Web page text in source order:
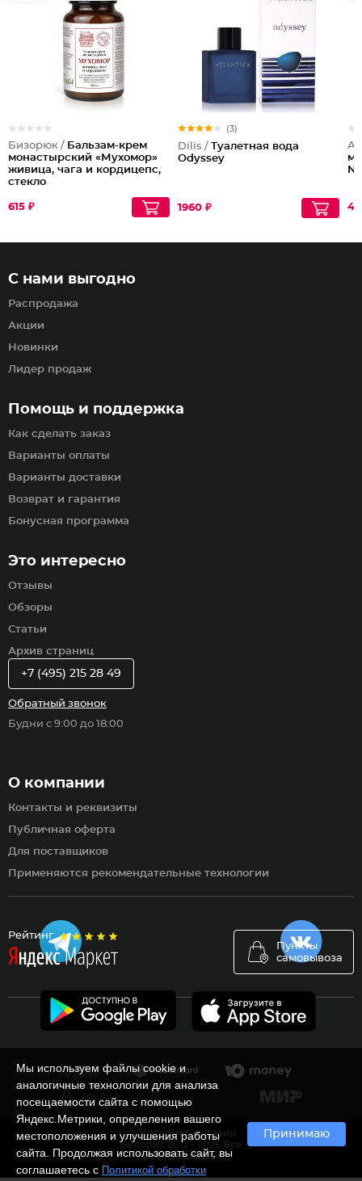
Бизорюк / Бальзам-крем
монастырский «Мухомор»
живица, чага и кордицепс,
стекло
615 ₽
(3)
Dilis / Туалетная вода
Odyssey
1960 ₽
Рейтинг
Пункты
самовывоза
Помощь и поддержка
Как сделать заказ
Варианты оплаты
Варианты доставки
Возврат и гарантия
Бонусная программа
С нами выгодно
Распродажа
Акции
Новинки
Лидер продаж
Это интересно
Отзывы
Обзоры
Статьи
Архив страниц
О компании
Контакты и реквизиты
Публичная оферта
Для поставщиков
Применяются рекомендательные технологии
+7 (495) 215 28 49
Обратный звонок
Будни с 9:00 до 18:00
Мы используем файлы cookie и
аналогичные технологии для анализа
посещаемости сайта с помощью
Яндекс.Метрики, определения вашего
местоположения и улучшения работы
сайта. Продолжая использовать сайт, вы
соглашаетесь с Политикой обработки
Принимаю
Ⓒ Интернет-магазин
Белорис 2012 - 2026 Все
права защищены